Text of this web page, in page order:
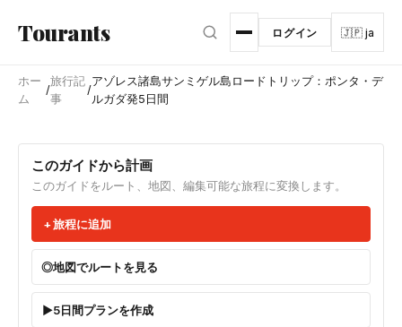
Tourants ログイン 🇯🇵 ja
ホー
ム
/
旅行記
事
/
アゾレス諸島サンミゲル島ロードトリップ：ポンタ・デ
ルガダ発5日間
このガイドから計画
このガイドをルート、地図、編集可能な旅程に変換します。
旅程に追加
地図でルートを見る
5日間プランを作成